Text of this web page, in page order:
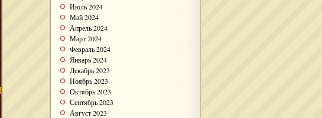
Июль 2024
Май 2024
Апрель 2024
Март 2024
Февраль 2024
Январь 2024
Декабрь 2023
Ноябрь 2023
Октябрь 2023
Сентябрь 2023
Август 2023